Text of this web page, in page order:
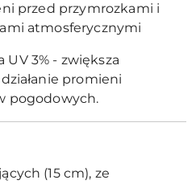
przed przymrozkami i
atmosferycznymi
3% - zwiększa
promieni
pogodowych.
(15 cm), ze